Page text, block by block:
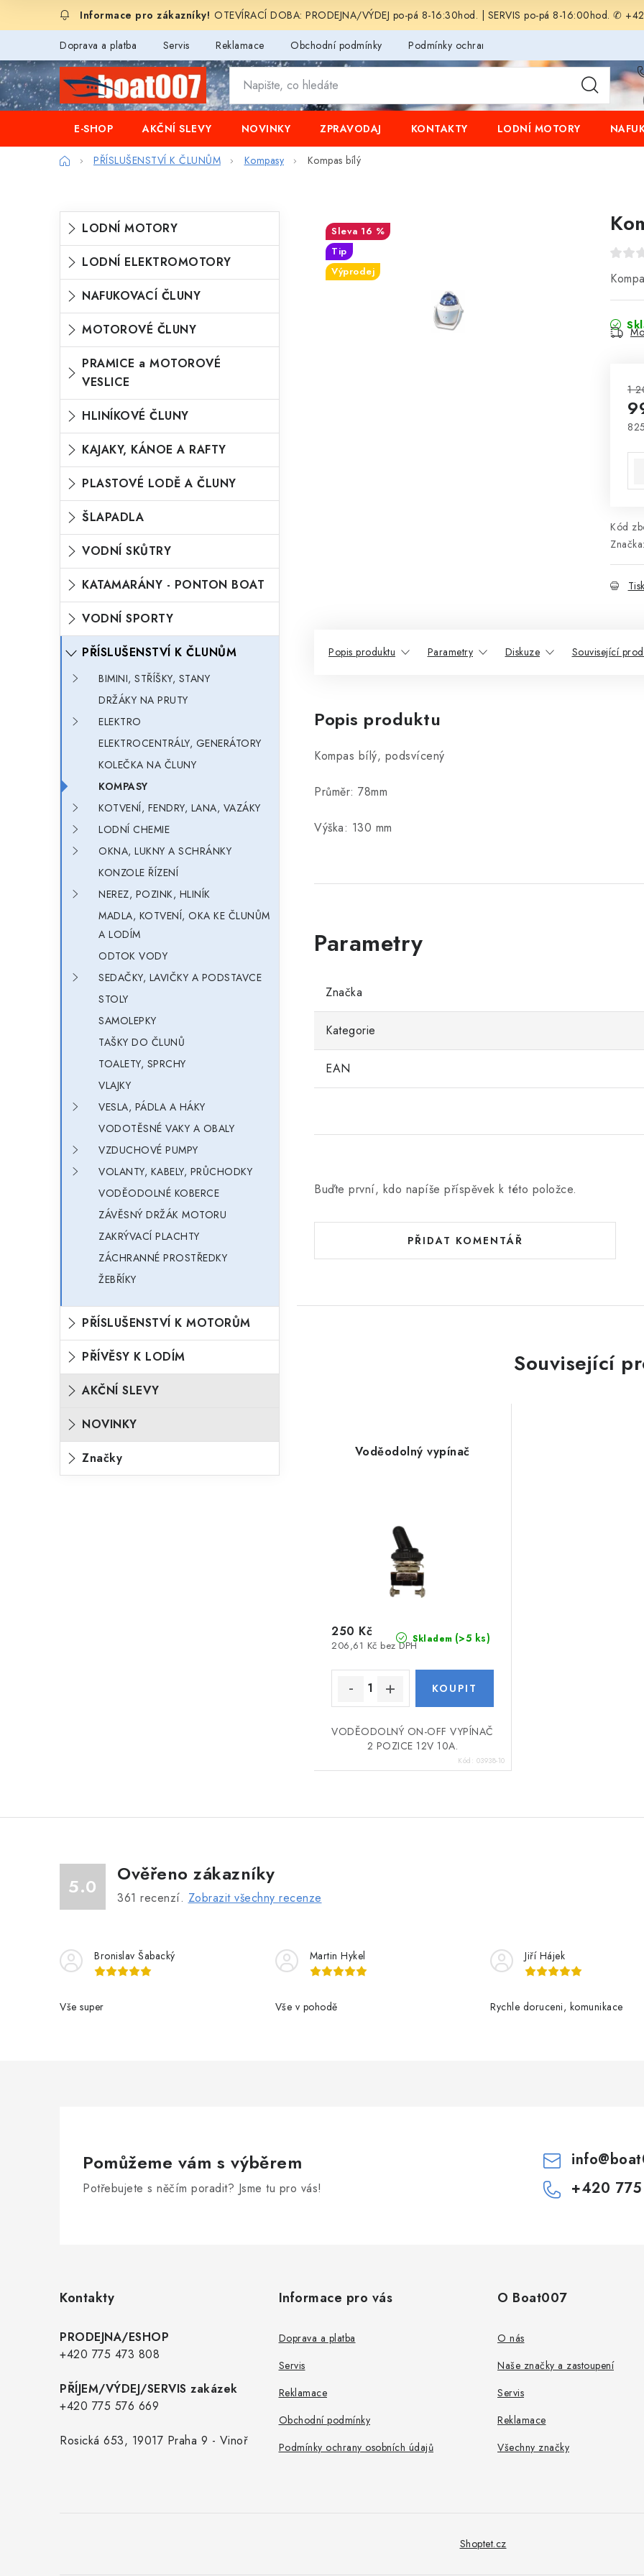
OTEVÍRACÍ DOBA: PRODEJNA/VÝDEJ po-pá 8-16:30hod. | SERVIS po-pá 8-16:00hod. ✆
Doprava a platba Servis Reklamace Obchodní podmínky Podmínky ochrany osobních údajů
E-SHOP AKČNÍ SLEVY NOVINKY ZPRAVODAJ KONTAKTY LODNÍ MOTORY
DomůPŘÍSLUŠENSTVÍ K ČLUNŮM Kompasy Kompas bílý
P
o
t
a
n
n
p
a
n
e
Přeskočit
kategorie
K
a
e
g
o
e
LODNÍ MOTORY
LODNÍ ELEKTROMOTORY
NAFUKOVACÍ ČLUNY
MOTOROVÉ ČLUNY
PRAMICE a MOTOROVÉ
VESLICE
HLINÍKOVÉ ČLUNY
KAJAKY, KÁNOE A RAFTY
PLASTOVÉ LODĚ A ČLUNY
ŠLAPADLA
VODNÍ SKŮTRY
KATAMARÁNY - PONTON BOAT
VODNÍ SPORTY
PŘÍSLUŠENSTVÍ K ČLUNŮM
BIMINI, STŘÍŠKY, STANY
DRŽÁKY NA PRUTY
ELEKTRO
ELEKTROCENTRÁLY, GENERÁTORY
KOLEČKA NA ČLUNY
KOMPASY
KOTVENÍ, FENDRY, LANA, VAZÁKY
LODNÍ CHEMIE
OKNA, LUKNY A SCHRÁNKY
KONZOLE ŘÍZENÍ
NEREZ, POZINK, HLINÍK
MADLA, KOTVENÍ, OKA KE ČLUNŮM
A LODÍM
ODTOK VODY
SEDAČKY, LAVIČKY A PODSTAVCE
STOLY
SAMOLEPKY
TAŠKY DO ČLUNŮ
TOALETY, SPRCHY
VLAJKY
VESLA, PÁDLA A HÁKY
VODOTĚSNÉ VAKY A OBALY
VZDUCHOVÉ PUMPY
VOLANTY, KABELY, PRŮCHODKY
VODĚODOLNÉ KOBERCE
ZÁVĚSNÝ DRŽÁK MOTORU
ZAKRÝVACÍ PLACHTY
ZÁCHRANNÉ PROSTŘEDKY
ŽEBŘÍKY
PŘÍSLUŠENSTVÍ K MOTORŮM
PŘÍVĚSY K LODÍM
AKČNÍ SLEVY
NOVINKY
Značky
1
Kód
16 %
Tip
Výprodej
Popis produktu Parametry Diskuze Související
Popis produktu
Kompas bílý, podsvícený
Průměr: 78mm
Výška: 130 mm
Značka
Kategorie
EAN
Buďte první, kdo napíše příspěvek k této položce.
PŘIDAT KOMENTÁŘ
Související
Voděodolný vypínač
Skladem (>5 ks)
206,61 Kč bez DPH
250 Kč
VODĚODOLNÝ ON-OFF VYPÍNAČ
2 POZICE 12V 10A.
Kód: 03938-10
5.0
Ověřeno zákazníky
361 recenzí. Zobrazit všechny recenze
Bronislav Šabacký
Vše super
Martin Hykel
Vše v pohodě
Jiří Hájek
Rychle doruceni, komunikace
Pomůžeme vám s výběrem
Potřebujete s něčím poradit? Jsme tu pro vás!
info@
+420
Kontakty
PRODEJNA/ESHOP
+420 775 473 808
PŘÍJEM/VÝDEJ/SERVIS zakázek
+420 775 576 669
Rosická 653, 19017 Praha 9 - Vinoř
Informace pro vás
Doprava a platba
Servis
Reklamace
Obchodní podmínky
Podmínky ochrany osobních údajů
O Boat007
O nás
Naše značky a zastoupení
Servis
Reklamace
Všechny značky
Shoptet.cz